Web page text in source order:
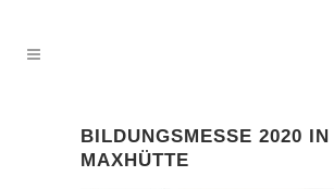
BILDUNGSMESSE 2020 IN
MAXHÜTTE